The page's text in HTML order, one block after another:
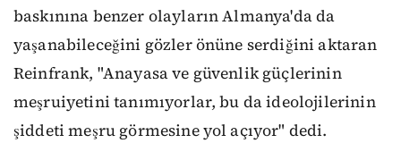
baskınına benzer olayların Almanya'da da
yaşanabileceğini gözler önüne serdiğini aktaran
Reinfrank, "Anayasa ve güvenlik güçlerinin
meşruiyetini tanımıyorlar, bu da ideolojilerinin
şiddeti meşru görmesine yol açıyor" dedi.